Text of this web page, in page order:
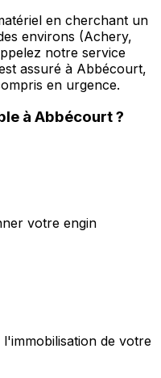
en cherchant un
environs (Achery,
notre service
assuré à Abbécourt,
en urgence.
à Abbécourt?
votre engin
de votre